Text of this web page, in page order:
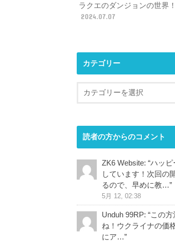
ラクエのダンジョンの世界
2024.07.07
カテゴリー
読者の方からのコメント
ZK6 Website: “ハッピ
しています！次回の
るので、早めに教…”
5月 12, 02:38
Unduh 99RP: “この
ね！ウクライナの価
にア…”